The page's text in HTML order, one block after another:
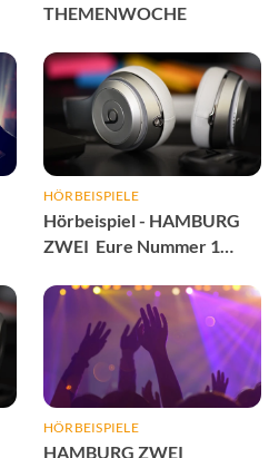
THEMENWOCHE
HÖRBEISPIELE
Hörbeispiel - HAMBURG
ZWEI Eure Nummer 1
HÖRBEISPIELE
HAMBURG ZWEI